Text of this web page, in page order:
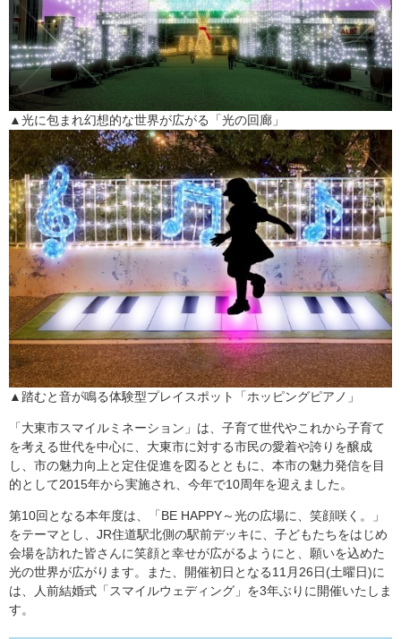
​​▲光に包まれ幻想的な世界が広がる「光の回廊」
▲​踏むと音が鳴る体験型プレイスポット「ホッピングピアノ」
「大東市スマイルミネーション」は、子育て世代やこれから子育て
を考える世代を中心に、大東市に対する市民の愛着や誇りを醸成
し、市の魅力向上と定住促進を図るとともに、本市の魅力発信を目
的として2015年から実施され、今年で10周年を迎えました。
第10回となる本年度は、「BE HAPPY～光の広場に、笑顔咲く。」
をテーマとし、JR住道駅北側の駅前デッキに、子どもたちをはじめ
会場を訪れた皆さんに笑顔と幸せが広がるようにと、願いを込めた
光の世界が広がります。また、開催初日となる11月26日(土曜日)に
は、人前結婚式「スマイルウェディング」を3年ぶりに開催いたしま
す。